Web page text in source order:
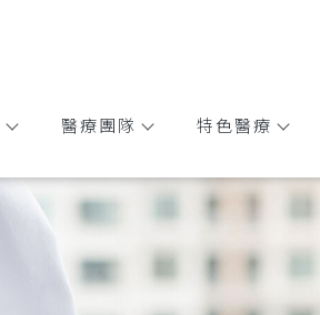
醫療團隊 特色醫療